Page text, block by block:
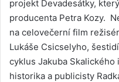
projekt Devadesátky,
producenta Petra Kozy.
na celovečerní film
Lukáše Csicselyho,
cyklus Jakuba
historika a publicisty